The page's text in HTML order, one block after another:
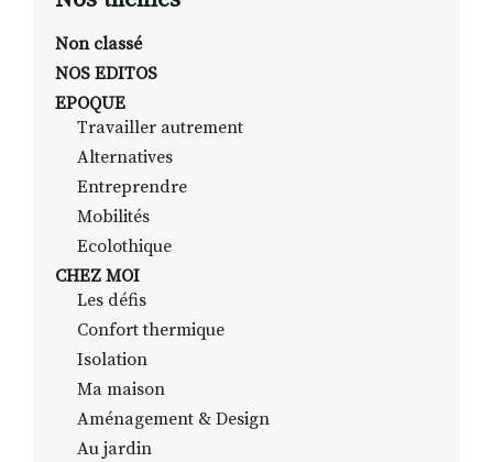
ROSÉE DE MAI
RECHERCHER
Non classé
NOS EDITOS
EPOQUE
Travailler autrement
Alternatives
Entreprendre
Mobilités
Ecolothique
CHEZ MOI
Les défis
Confort thermique
Isolation
Ma maison
Aménagement & Design
Au jardin